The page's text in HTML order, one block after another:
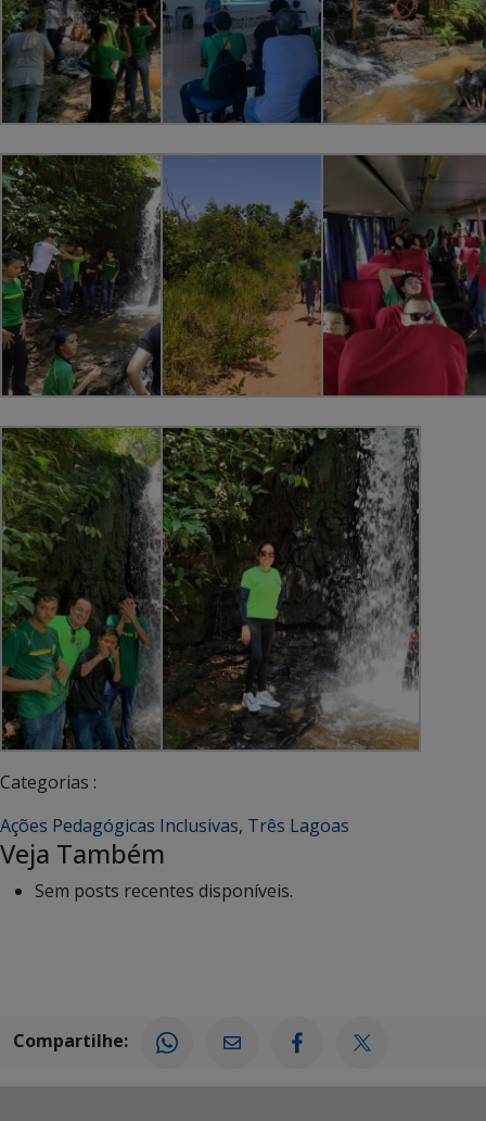
Categorias :
Ações Pedagógicas Inclusivas, Três Lagoas
Veja Também
Sem posts recentes disponíveis.
Compartilhe: